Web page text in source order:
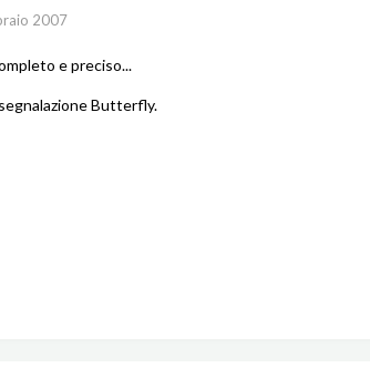
2007
e preciso...
Butterfly.